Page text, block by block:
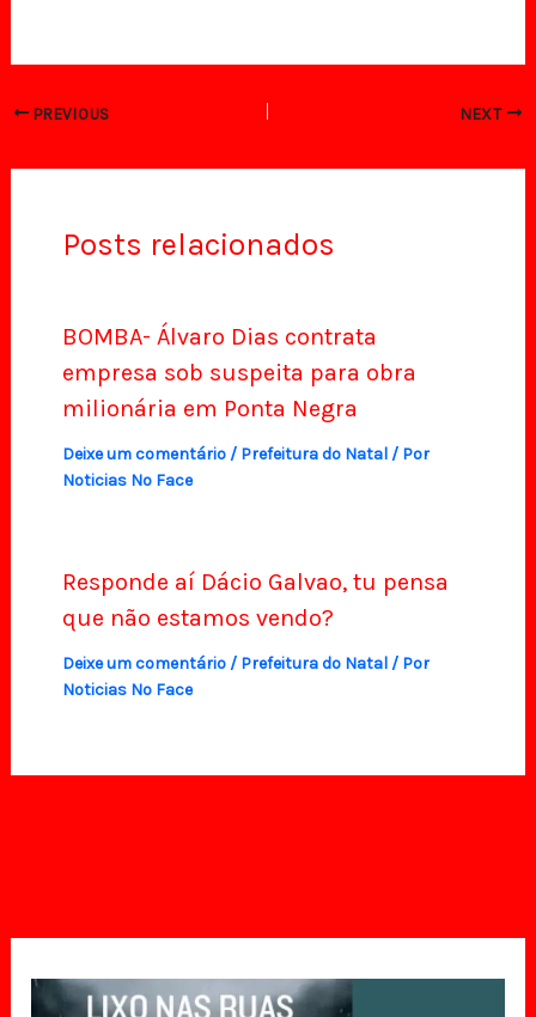
PREVIOUS NEXT
Posts relacionados
BOMBA- Álvaro Dias contrata
empresa sob suspeita para obra
milionária em Ponta Negra
Deixe um comentário / Prefeitura do Natal/ Por
Noticias No Face
Responde aí Dácio Galvao, tu pensa
que não estamos vendo?
Deixe um comentário / Prefeitura do Natal/ Por
Noticias No Face